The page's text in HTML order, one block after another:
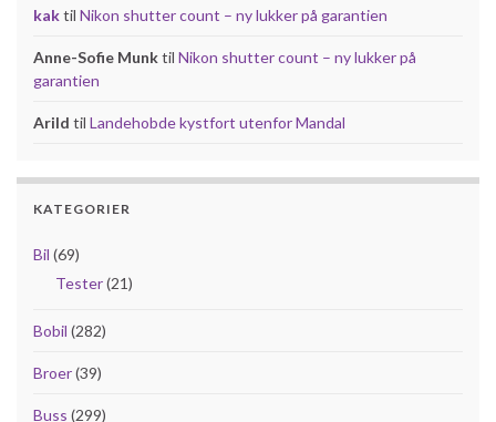
kaktil Nikon shutter count – ny lukker på garantien
Anne-Sofie Munktil Nikon shutter count – ny lukker på
garantien
Arild til Landehobde kystfort utenfor Mandal
KATEGORIER
Bil (69)
Tester(21)
Bobil (282)
Broer(39)
Buss (299)